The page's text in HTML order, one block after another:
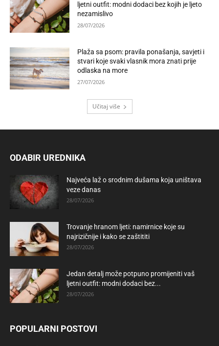
ljetni outfit: modni dodaci bez kojih je ljeto
nezamislivo
28/07/2026
Plaža sa psom: pravila ponašanja, savjeti i
stvari koje svaki vlasnik mora znati prije
odlaska na more
27/07/2026
Učitaj više
ODABIR UREDNIKA
Najveća laž o srodnim dušama koja uništava
veze danas
28/07/2026
Trovanje hranom ljeti: namirnice koje su
najrizičnije i kako se zaštititi
28/07/2026
Jedan detalj može potpuno promijeniti vaš
ljetni outfit: modni dodaci bez...
28/07/2026
POPULARNI POSTOVI